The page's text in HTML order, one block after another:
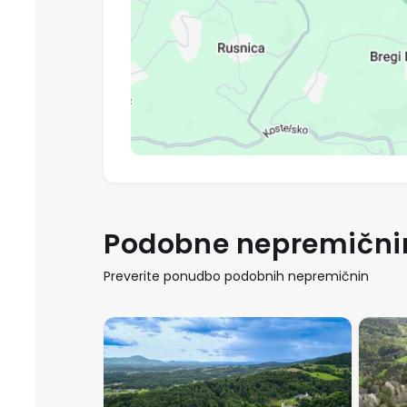
Podobne
Preverite ponudbo podobnih nepremičnin